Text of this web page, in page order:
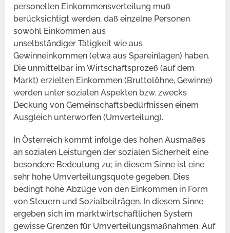
personellen Einkommensverteilung muß
berücksichtigt werden, daß einzelne Personen
sowohl Einkommen aus
unselbständiger Tätigkeit wie aus
Gewinneinkommen (etwa aus Spareinlagen) haben.
Die unmittelbar im Wirtschaftsprozeß (auf dem
Markt) erzielten Einkommen (Bruttolöhne, Gewinne)
werden unter sozialen Aspekten bzw. zwecks
Deckung von Gemeinschaftsbedürfnissen einem
Ausgleich unterworfen (Umverteilung).
In Österreich kommt infolge des hohen Ausmaßes
an sozialen Leistungen der sozialen Sicherheit eine
besondere Bedeutung zu; in diesem Sinne ist eine
sehr hohe Umverteilungsquote gegeben. Dies
bedingt hohe Abzüge von den Einkommen in Form
von Steuern und Sozialbeiträgen. In diesem Sinne
ergeben sich im marktwirtschaftlichen System
gewisse Grenzen für Umverteilungsmaßnahmen. Auf